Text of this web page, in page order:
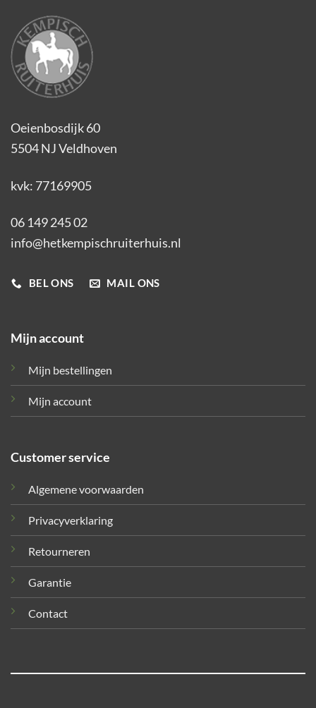
Oeienbosdijk 60
5504 NJ Veldhoven
kvk: 77169905
06 149 245 02
info@hetkempischruiterhuis.nl
BEL ONS MAIL ONS
Mijn account
Mijn bestellingen
Mijn account
Customer service
Algemene voorwaarden
Privacyverklaring
Retourneren
Garantie
Contact